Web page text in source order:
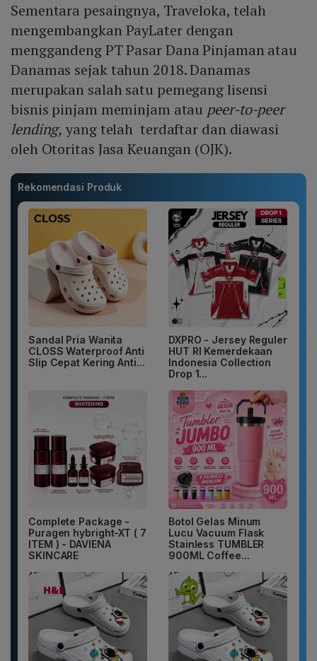
Sementara pesaingnya, Traveloka, telah
mengembangkan PayLater dengan
menggandeng PT Pasar Dana Pinjaman atau
Danamas sejak tahun 2018. Danamas
merupakan salah satu pemegang lisensi
bisnis pinjam meminjam atau peer-to-peer
lending, yang telah terdaftar dan diawasi
oleh Otoritas Jasa Keuangan (OJK).
Rekomendasi Produk
Sandal Pria Wanita
CLOSS Waterproof Anti
Slip Cepat Kering Anti...
DXPRO - Jersey Reguler
HUT RI Kemerdekaan
Indonesia Collection
Drop 1...
Complete Package -
Puragen hybright-XT ( 7
ITEM ) - DAVIENA
SKINCARE
Botol Gelas Minum
Lucu Vacuum Flask
Stainless TUMBLER
900ML Coffee...